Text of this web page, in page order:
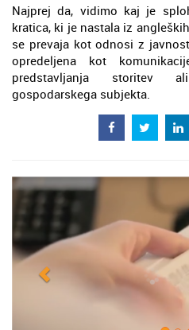
Najprej da, vidimo kaj je
kratica, ki je nastala iz
se prevaja kot odnosi z
opredeljena kot
predstavljanja storitev
gospodarskega subjekta.